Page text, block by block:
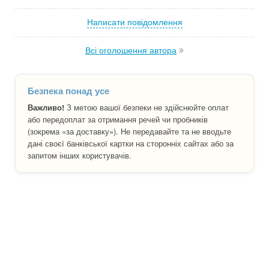
Написати повідомлення
Всі оголошення автора
Безпека понад усе
Важливо! З метою вашої безпеки не здійснюйте оплат
або передоплат за отримання речей чи пробників
(зокрема «за доставку»). Не передавайте та не вводьте
дані своєї банківської картки на сторонніх сайтах або за
запитом інших користувачів.